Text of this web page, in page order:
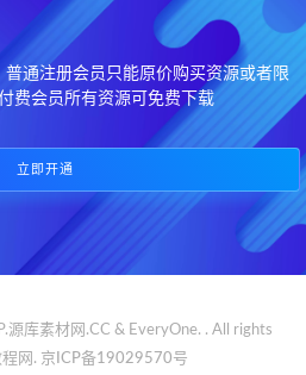
通注册会员只能原价购买资源或者限
费会员所有资源可免费下载
立即开通
库素材网.CC & EveryOne. . All rights
网. 京ICP备19029570号